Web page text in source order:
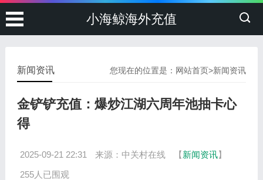
小海鲸海外充值
您现在的位置是： 网站首页>新闻资讯
新闻资讯
金铲铲充值：爆炒江湖六周年池抽卡心
得
2025-09-21 22:31 来源：中关村在线 【新闻资讯】
255人已围观